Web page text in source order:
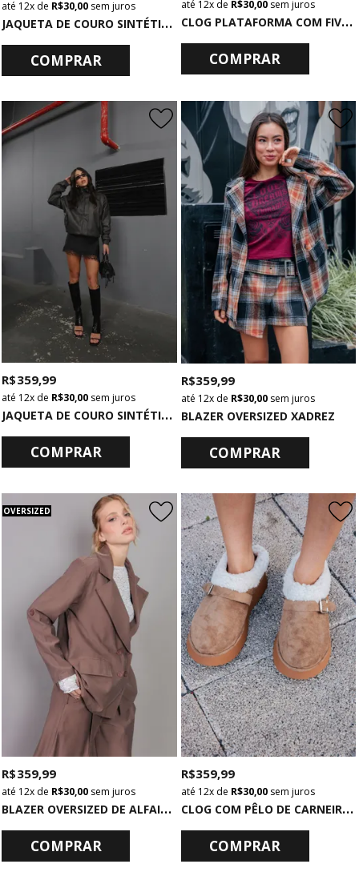
J
AQUETA DE COURO SINTÉTICO CHUMBO
12x de R$ 30,00 sem juros
COMPRAR
C
LOG PLATAFORMA COM FIVELA PRETO
12xde R$ 30,00sem juros
COMPRAR
J
AQUETA DE COURO SINTÉTICO CHUMBO
R$ 359,99
12x de R$ 30,00 sem juros
COMPRAR
BLAZER OVERSIZED XADREZ
R$ 359,99
12xde R$ 30,00sem juros
COMPRAR
OVERSIZED
B
LAZER OVERSIZED DE ALFAIATARIA MARROM
R$ 359,99
12x de R$ 30,00 sem juros
COMPRAR
C
LOG COM PÊLO DE CARNEIRO MARROM
R$ 359,99
12xde R$ 30,00sem juros
COMPRAR